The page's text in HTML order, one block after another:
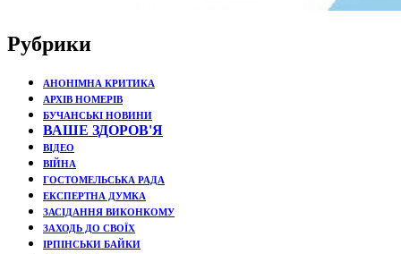
Рубрики
АНОНІМНА КРИТИКА
АРХІВ НОМЕРІВ
БУЧАНСЬКІ НОВИНИ
ВАШЕ ЗДОРОВ'Я
ВІДЕО
ВІЙНА
ГОСТОМЕЛЬСЬКА РАДА
ЕКСПЕРТНА ДУМКА
ЗАСІДАННЯ ВИКОНКОМУ
ЗАХОДЬ ДО СВОЇХ
ІРПІНСЬКИ БАЙКИ